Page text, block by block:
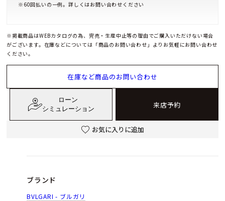
※ 60回払いの一例。詳しくはお問い合わせください
※掲載商品はWEBカタログの為、完売・生産中止等の理由でご購入いただけない場合
がございます。在庫などについては「商品のお問い合わせ」よりお気軽にお問い合わせ
ください。
在庫など商品のお問い合わせ
ローン
シミュレーション
来店予約
お気に入りに追加
ブランド
BVLGARI - ブルガリ